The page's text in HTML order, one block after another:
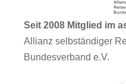
Seit 2008 Mitglied im
Allianz selbständiger
Bundesverband e.V.